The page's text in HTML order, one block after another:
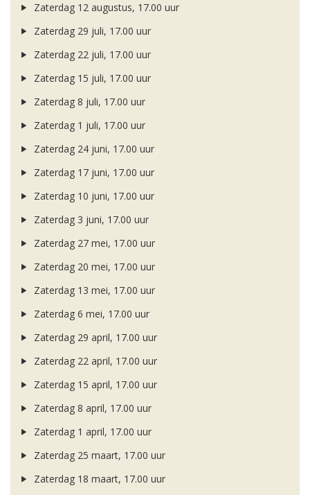
Zaterdag 12 augustus, 17.00 uur
Zaterdag 29 juli, 17.00 uur
Zaterdag 22 juli, 17.00 uur
Zaterdag 15 juli, 17.00 uur
Zaterdag 8 juli, 17.00 uur
Zaterdag 1 juli, 17.00 uur
Zaterdag 24 juni, 17.00 uur
Zaterdag 17 juni, 17.00 uur
Zaterdag 10 juni, 17.00 uur
Zaterdag 3 juni, 17.00 uur
Zaterdag 27 mei, 17.00 uur
Zaterdag 20 mei, 17.00 uur
Zaterdag 13 mei, 17.00 uur
Zaterdag 6 mei, 17.00 uur
Zaterdag 29 april, 17.00 uur
Zaterdag 22 april, 17.00 uur
Zaterdag 15 april, 17.00 uur
Zaterdag 8 april, 17.00 uur
Zaterdag 1 april, 17.00 uur
Zaterdag 25 maart, 17.00 uur
Zaterdag 18 maart, 17.00 uur